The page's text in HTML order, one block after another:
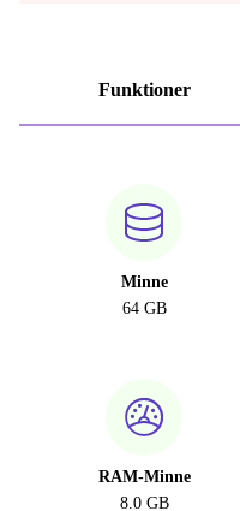
Funktioner
Minne
64 GB
RAM-Minne
8.0 GB